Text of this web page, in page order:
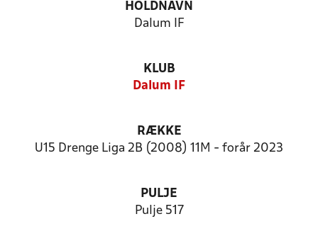
HOLDNAVN
Dalum IF
KLUB
Dalum IF
RÆKKE
U15 Drenge Liga 2B (2008) 11M - forår 2023
PULJE
Pulje 517